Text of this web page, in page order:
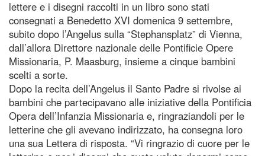
lettere e i disegni raccolti in un libro sono stati
consegnati a Benedetto XVI domenica 9 settembre,
subito dopo l’Angelus sulla “Stephansplatz” di Vienna,
dall’allora Direttore nazionale delle Pontificie Opere
Missionaria, P. Maasburg, insieme a cinque bambini
scelti a sorte.
Dopo la recita dell’Angelus il Santo Padre si rivolse ai
bambini che partecipavano alle iniziative della Pontificia
Opera dell’Infanzia Missionaria e, ringraziandoli per le
letterine che gli avevano indirizzato, ha consegna loro
una sua Lettera di risposta. “Vi ringrazio di cuore per le